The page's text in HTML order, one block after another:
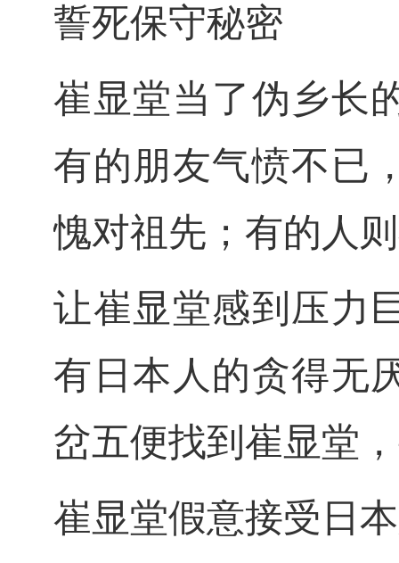
誓死保守秘密
崔显堂当了伪乡长
有的朋友气愤不已
愧对祖先；有的人
让崔显堂感到压力
有日本人的贪得无
岔五便找到崔显堂
崔显堂假意接受日